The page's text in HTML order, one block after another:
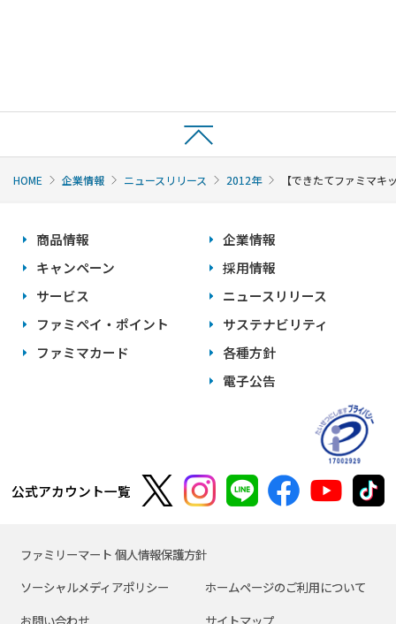
HOME 企業情報 ニュースリリース 2012年 【できたてファミマ
商品情報
キャンペーン
サービス
ファミペイ・ポイント
ファミマカード
企業情報
採用情報
ニュースリリース
サステナビリティ
各種方針
電子公告
公式アカウント一覧
ファミリーマート 個人情報保護方針
ソーシャルメディアポリシー
ホームページのご利用について
お問い合わせ
サイトマップ